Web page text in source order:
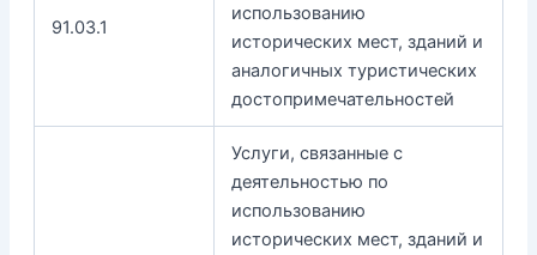
91.03.1
использованию
исторических мест, зданий и
аналогичных туристических
достопримечательностей
Услуги, связанные с
деятельностью по
использованию
исторических мест, зданий и